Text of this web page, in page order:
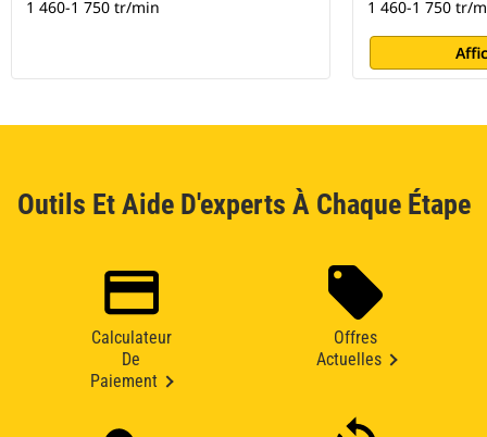
1 460-1 750 tr/min 1 460-1 750 tr/
Outils Et Aide D'experts À Chaque Étape
Calculateur
De
Paiement
Offres
Actuelles